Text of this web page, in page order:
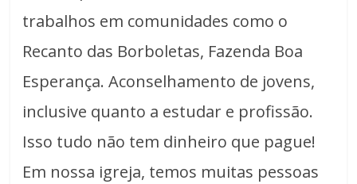
trabalhos em comunidades como o
Recanto das Borboletas, Fazenda Boa
Esperança. Aconselhamento de jovens,
inclusive quanto a estudar e profissão.
Isso tudo não tem dinheiro que pague!
Em nossa igreja, temos muitas pessoas